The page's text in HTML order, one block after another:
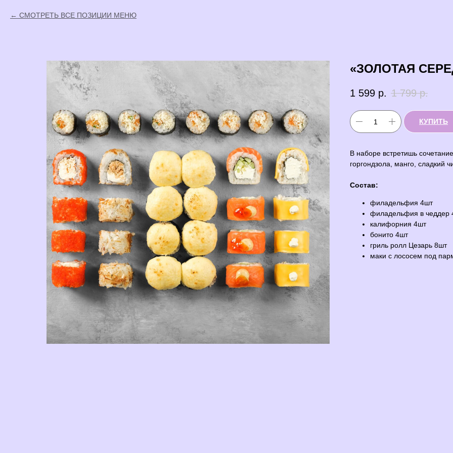
СМОТРЕТЬ ВСЕ ПОЗИЦИИ МЕНЮ
«ЗОЛОТАЯ
1 599 р. 1 799 р.
КУПИТЬ
В наборе встретишь
горгондзола, манго, сладкий
Состав:
филадельфия 4шт
филадельфия в чеддер
калифорния 4шт
бонито 4шт
гриль ролл Цезарь 8шт
маки с лососем под